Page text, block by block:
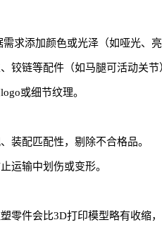
求添加颜色或光泽（如哑光、亮
铰链等配件（如马腿可活动关节
或细节纹理。
装配匹配性，剔除不合格品。
运输中划伤或变形。
零件会比3D打印模型略有收缩